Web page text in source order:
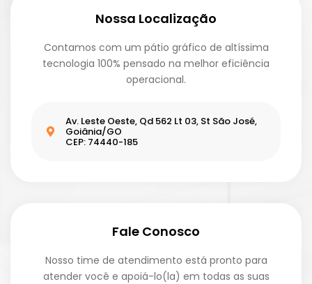
Nossa Localização
Contamos com um pátio gráfico de altíssima
tecnologia 100% pensado na melhor eficiência
operacional.
Av. Leste Oeste, Qd 562 Lt 03, St São José,
Goiânia/GO
CEP: 74440-185
Fale Conosco
Nosso time de atendimento está pronto para
atender você e apoiá-lo(la) em todas as suas